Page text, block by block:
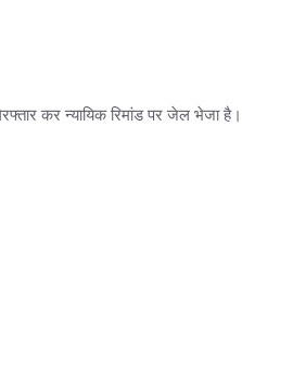
कर न्यायिक रिमांड पर जेल भेजा है।